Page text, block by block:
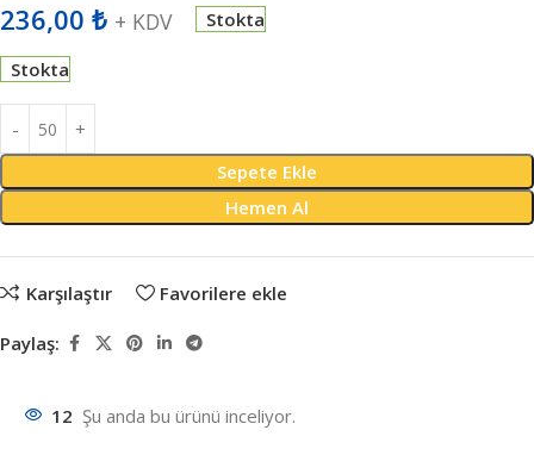
236,00 ₺ + KDV Stokta
Stokta
Sepete Ekle
Hemen Al
Karşılaştır Favorilere ekle
Paylaş:
12 Şu anda bu ürünü inceliyor.